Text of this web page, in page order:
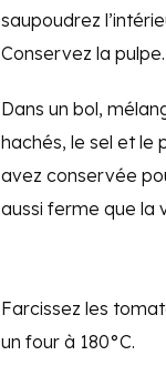
saupoudrez
Conservez la pulpe.
Dans un bol,
hachés, le sel et le
avez conservée
aussi ferme que la
Farcissez les
un four à 180°C.